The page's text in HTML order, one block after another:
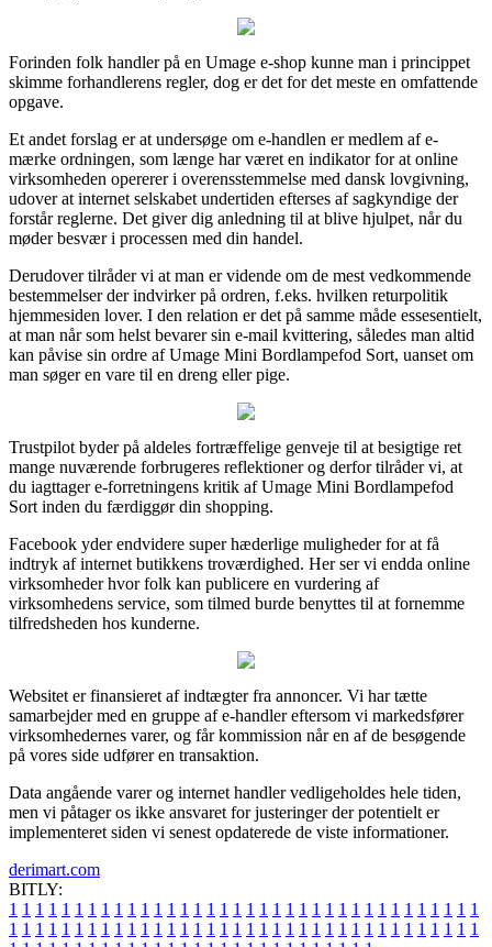
Forinden folk handler på en Umage e-shop kunne man i princippet
skimme forhandlerens regler, dog er det for det meste en omfattende
opgave.
Et andet forslag er at undersøge om e-handlen er medlem af e-
mærke ordningen, som længe har været en indikator for at online
virksomheden opererer i overensstemmelse med dansk lovgivning,
udover at internet selskabet undertiden efterses af sagkyndige der
forstår reglerne. Det giver dig anledning til at blive hjulpet, når du
møder besvær i processen med din handel.
Derudover tilråder vi at man er vidende om de mest vedkommende
bestemmelser der indvirker på ordren, f.eks. hvilken returpolitik
hjemmesiden lover. I den relation er det på samme måde essesentielt,
at man når som helst bevarer sin e-mail kvittering, således man altid
kan påvise sin ordre af Umage Mini Bordlampefod Sort, uanset om
man søger en vare til en dreng eller pige.
Trustpilot byder på aldeles fortræffelige genveje til at besigtige ret
mange nuværende forbrugeres reflektioner og derfor tilråder vi, at
du iagttager e-forretningens kritik af Umage Mini Bordlampefod
Sort inden du færdiggør din shopping.
Facebook yder endvidere super hæderlige muligheder for at få
indtryk af internet butikkens troværdighed. Her ser vi endda online
virksomheder hvor folk kan publicere en vurdering af
virksomhedens service, som tilmed burde benyttes til at fornemme
tilfredsheden hos kunderne.
Websitet er finansieret af indtægter fra annoncer. Vi har tætte
samarbejder med en gruppe af e-handler eftersom vi markedsfører
virksomhedernes varer, og får kommission når en af de besøgende
på vores side udfører en transaktion.
Data angående varer og internet handler vedligeholdes hele tiden,
men vi påtager os ikke ansvaret for justeringer der potentielt er
implementeret siden vi senest opdaterede de viste informationer.
derimart.com
BITLY:
1 1 1 1 1 1 1 1 1 1 1 1 1 1 1 1 1 1 1 1 1 1 1 1 1 1 1 1 1 1 1 1 1 1 1 1
1 1 1 1 1 1 1 1 1 1 1 1 1 1 1 1 1 1 1 1 1 1 1 1 1 1 1 1 1 1 1 1 1 1 1 1